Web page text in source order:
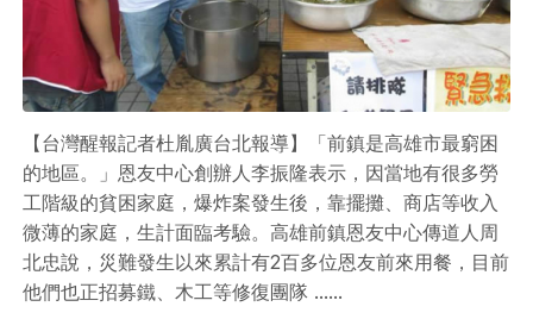
【台灣醒報記者杜胤廣台北報導】「前鎮是高雄市最窮困
的地區。」恩友中心創辦人李振隆表示，因當地有很多勞
工階級的貧困家庭，爆炸案發生後，靠擺攤、商店等收入
微薄的家庭，生計面臨考驗。高雄前鎮恩友中心傳道人周
北忠說，災難發生以來累計有2百多位恩友前來用餐，目前
他們也正招募鐵、木工等修復團隊 ......